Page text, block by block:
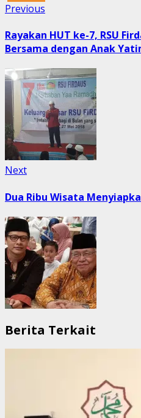
Post
navigation
Previous
Rayakan HUT ke-7, RSU
Bersama dengan Anak
NextNext
Dua Ribu Wisata
Berita Terkait